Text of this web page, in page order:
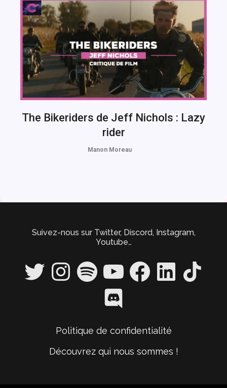
The Bikeriders de Jeff Nichols : Lazy
rider
Manon Moreau
Suivez-nous sur Twitter, Discord, Instagram,
Youtube…
Twitter InstagramSpotify YouTube FacebookLinkedIn TikTok
Discord
Politique de confidentialité
Découvrez qui nous sommes !